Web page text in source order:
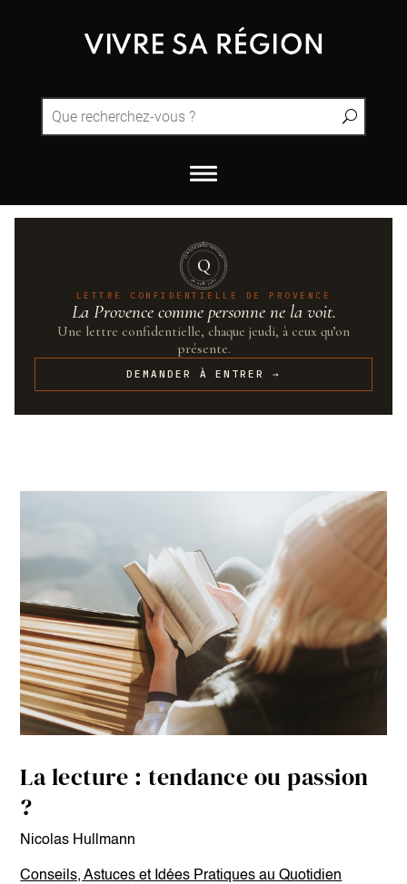
QUINTESSENCE·PROVENCE
UN·SUR·CENT
Q
LETTRE CONFIDENTIELLE DE PROVENCE
La Provence comme personne ne la voit.
Une lettre confidentielle, chaque jeudi, à ceux qu’on
présente.
DEMANDER À ENTRER →
La lecture : tendance ou passion
?
Nicolas Hullmann
Conseils, Astuces et Idées Pratiques au Quotidien